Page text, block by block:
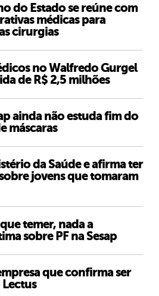
do Estado se reúne com
médicas para
cirurgias
no Walfredo Gurgel
de R$ 2,5 milhões
ainda não estuda fim do
máscaras
da Saúde e afirma ter
jovens que tomaram
temer, nada a
sobre PF na Sesap
que confirma ser